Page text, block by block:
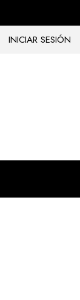
INICIAR SESIÓN